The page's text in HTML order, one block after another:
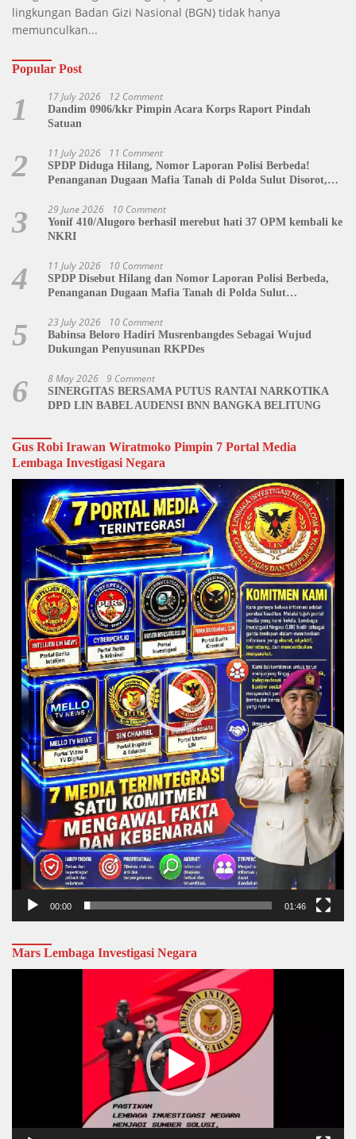
lingkungan Badan Gizi Nasional (BGN) tidak hanya
memunculkan...
Popular Post
1 17 July 2026 12 Comment
Dandim 0906/kkr Pimpin Acara Korps Raport Pindah
Satuan
2 11 July 2026 11 Comment
SPDP Diduga Hilang, Nomor Laporan Polisi Berbeda!
Penanganan Dugaan Mafia Tanah di Polda Sulut Disorot,
3 29 June 2026 10 Comment
Yonif 410/Alugoro berhasil merebut hati 37 OPM kembali ke
NKRI
4 11 July 2026 10 Comment
SPDP Disebut Hilang dan Nomor Laporan Polisi Berbeda,
Penanganan Dugaan Mafia Tanah di Polda Sulut
5 23 July 2026 10 Comment
Babinsa Beloro Hadiri Musrenbangdes Sebagai Wujud
Dukungan Penyusunan RKPDes
6 8 May 2026 9 Comment
SINERGITAS BERSAMA PUTUS RANTAI NARKOTIKA
DPD LIN BABEL AUDENSI BNN BANGKA BELITUNG
Gus Robi Irawan Wiratmoko Pimpin 7 Portal Media
Lembaga Investigasi Negara
Video
Player
00:00 01:46
Mars Lembaga Investigasi Negara